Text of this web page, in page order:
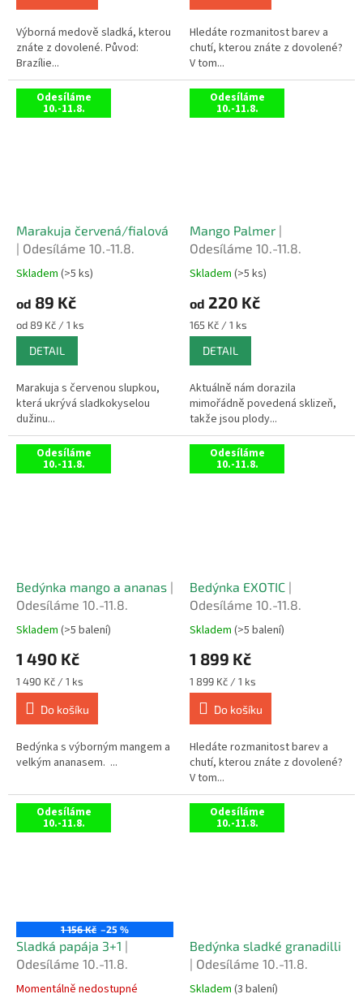
5
hvězdiček.
Výborná medově sladká, kterou
znáte z dovolené. Původ:
Brazílie...
5
hvězdiček.
Hledáte rozmanitost barev a
chutí, kterou znáte z dovolené?
V tom...
Odesíláme
10.-11.8.
Marakuja červená/fialová
| Odesíláme 10.-11.8.
Průměrné
produktu
je
4,3
5
hvězdiček.
Skladem (>5 ks)
od 89 Kč
Měrná
cena:
od 89 Kč / 1 ks
DETAIL
Marakuja s červenou slupkou,
která ukrývá sladkokyselou
dužinu...
Odesíláme
10.-11.8.
Mango Palmer |
Odesíláme 10.-11.8.
Průměrné
produktu
je
4,8
5
hvězdiček.
Skladem (>5 ks)
od 220 Kč
Měrná
cena:
165 Kč / 1 ks
DETAIL
Aktuálně nám dorazila
mimořádně povedená sklizeň,
takže jsou plody...
Odesíláme
10.-11.8.
Bedýnka mango a ananas |
Odesíláme 10.-11.8.
Průměrné
produktu
je
5,0
5
hvězdiček.
Skladem (>5 balení)
1 490 Kč
Měrná
cena:
1 490 Kč / 1 ks
Do košíku
Bedýnka s výborným mangem a
velkým ananasem. ...
Odesíláme
10.-11.8.
Bedýnka EXOTIC |
Odesíláme 10.-11.8.
Průměrné
produktu
je
4,9
5
hvězdiček.
Skladem (>5 balení)
1 899 Kč
Měrná
cena:
1 899 Kč / 1 ks
Do košíku
Hledáte rozmanitost barev a
chutí, kterou znáte z dovolené?
V tom...
Odesíláme
10.-11.8.
1 156 Kč –25 %
Sladká papája 3+1 |
Odesíláme 10.-11.8.
Průměrné
Momentálně nedostupné
Odesíláme
10.-11.8.
Bedýnka sladké granadilli
| Odesíláme 10.-11.8.
Průměrné
Skladem (3 balení)